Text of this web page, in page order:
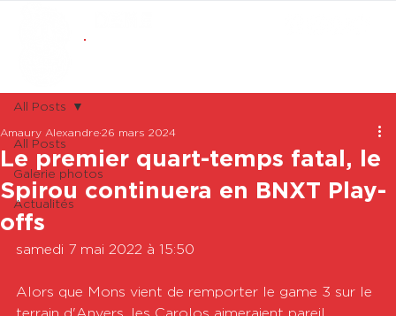
All Posts
Galerie photos
Actualités
All Posts
Le premier quart-temps fatal, le
Spirou continuera en BNXT Play-
offs
Amaury Alexandre 26 mars 2024
samedi 7 mai 2022 à 15:50
Alors que Mons vient de remporter le game 3 sur le